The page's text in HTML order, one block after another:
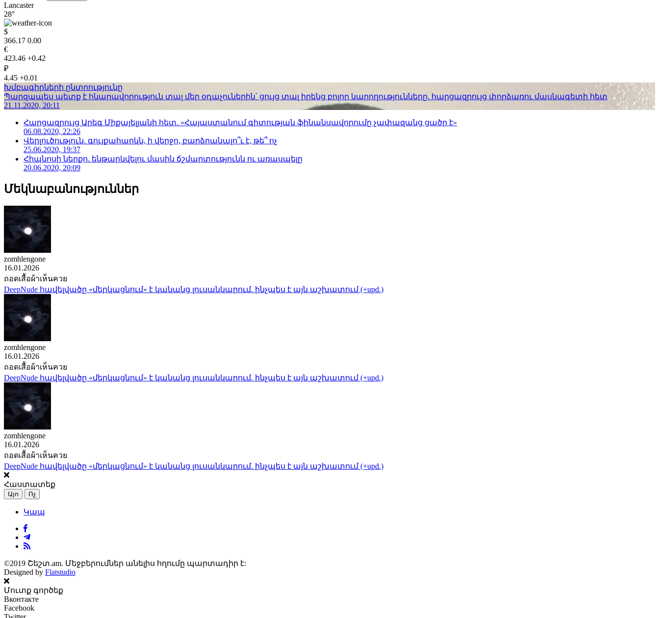
Lancaster
28°
$
366.17 0.00
€
423.46 +0.42
₽
4.45 +0.01
Խմբագիրների ընտրությունը
Պարզապես պետք է հնարավորություն տալ մեր օդաչուներին՝ ցույց տալ իրենց բոլոր կարողությունները. հարցազրույց փորձառու մասնագետի հետ
21.11.2020, 20:11
Հարցազրույց Արեգ Միքայելյանի հետ. «Հայաստանում գիտության ֆինանսավորումը չափազանց ցածր է»
06.08.2020, 22:26
Վերլուծություն. գույքահարկն, ի վերջո, բարձրանալո՞ւ է, թե՞ ոչ
25.06.2020, 19:37
Հիպնոսի ներքո. ենթարկվելու մասին ճշմարտությունն ու առասպելը
20.06.2020, 20:09
Մեկնաբանություններ
zomhlengone
16.01.2026
ถอดเสื้อผ้าเห็นควย
DeepNude հավելվածը «մերկացնում» է կանանց լուսանկարում. ինչպես է այն աշխատում (+upd.)
zomhlengone
16.01.2026
ถอดเสื้อผ้าเห็นควย
DeepNude հավելվածը «մերկացնում» է կանանց լուսանկարում. ինչպես է այն աշխատում (+upd.)
zomhlengone
16.01.2026
ถอดเสื้อผ้าเห็นควย
DeepNude հավելվածը «մերկացնում» է կանանց լուսանկարում. ինչպես է այն աշխատում (+upd.)
Հաստատեք
Այո Ոչ
Կապ
©2019 Շեշտ.am. Մեջբերումներ անելիս հղումը պարտադիր է:
Designed by Flatstudio
Մուտք գործեք
Вконтакте
Facebook